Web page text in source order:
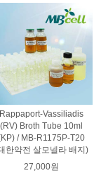
Rappaport-Vassiliadis
(RV) Broth Tube 10ml
/ MB-R1175P-T20
한약전 살모넬라 배지)
27,000원